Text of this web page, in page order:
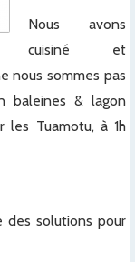
Nous avons
cuisiné et
nous sommes pas
baleines & lagon
les Tuamotu, à 1h
des solutions pour